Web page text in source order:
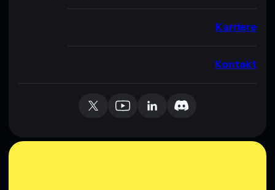
Karriere
Kontakt